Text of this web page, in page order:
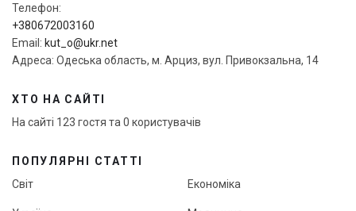
Телефон:
+380672003160
Email: kut_o@ukr.net
Адреса: Одеська область, м. Арциз, вул. Привокзальна, 14
ХТО НА САЙТІ
На сайті 123 гостя та 0 користувачів
ПОПУЛЯРНІ СТАТТІ
Світ
Економіка